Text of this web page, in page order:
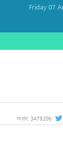
Friday 07
সংবাদ: 3479206